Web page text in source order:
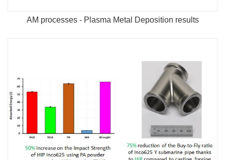
AM processes - Plasma Metal Deposition results